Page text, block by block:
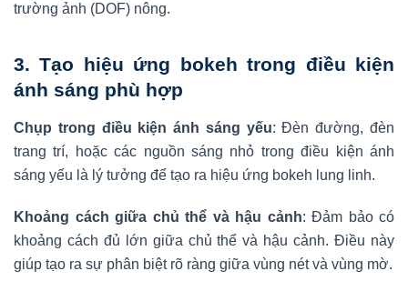
trường ảnh (DOF) nông.
3.Tạo hiệu ứng bokeh trong điều kiện
ánh sáng phù hợp
Chụp trong điều kiện ánh sáng yếu: Đèn đường, đèn
trang trí, hoặc các nguồn sáng nhỏ trong điều kiện ánh
sáng yếu là lý tưởng để tạo ra hiệu ứng bokeh lung linh.
Khoảng cách giữa chủ thể và hậu cảnh: Đảm bảo có
khoảng cách đủ lớn giữa chủ thể và hậu cảnh. Điều này
giúp tạo ra sự phân biệt rõ ràng giữa vùng nét và vùng mờ.